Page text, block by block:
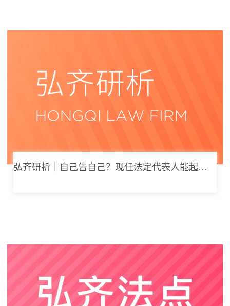
弘齐研析｜自己告自己？现任法定代表人能起诉公司索要劳动报酬吗？